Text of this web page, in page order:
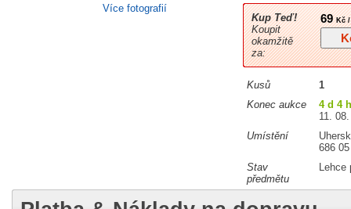
Více fotografií
Kup Teď!
Koupit
okamžitě
za:
69Kč
Kusů
1
Konec aukce
4 d 4
11.
Umístění
686 05
Stav
předmětu
Lehce